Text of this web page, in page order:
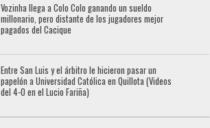
Vozinha llega a Colo Colo ganando un sueldo
millonario, pero distante de los jugadores mejor
pagados del Cacique
Entre San Luis y el árbitro le hicieron pasar un
papelón a Universidad Católica en Quillota (Videos
del 4-0 en el Lucio Fariña)